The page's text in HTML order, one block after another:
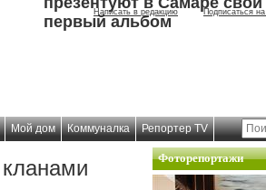
Написать в редакцию Подписаться
первый альбом
Мой дом Коммуналка Репортер TV
Фоторепортажи